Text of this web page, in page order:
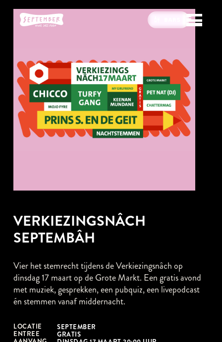
VERKIEZINGSNÂCH
SEPTEMBÂH
Vier het stemrecht tijdens de Verkiezingsnâch op
dinsdag 17 maart op de Grote Markt. Een gratis avond
met muziek, gesprekken, een pubquiz, een livepodcast
én stemmen vanaf middernacht.
LOCATIE SEPTEMBER
ENTREE GRATIS